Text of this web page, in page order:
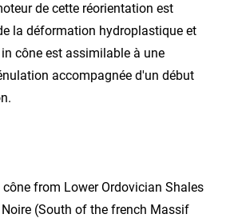
de cette réorientation est
la déformation hydroplastique et
cône est assimilable à une
accompagnée d'un début
from Lower Ordovician Shales
(South of the french Massif